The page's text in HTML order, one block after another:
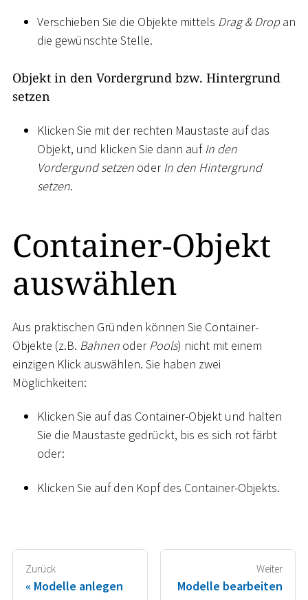
Verschieben Sie die Objekte mittels Drag & Dropan
die gewünschte Stelle.
Objekt in den Vordergrund bzw. Hintergrund
setzen
Klicken Sie mit der rechten Maustaste auf das
Objekt, und klicken Sie dann aufIn den
Vordergund setzen oderIn den Hintergrund
setzen.
Container-Objekt
auswählen
Aus praktischen Gründen können Sie Container-
Objekte (z.B. Bahnen oderPools) nicht mit einem
einzigen Klick auswählen. Sie haben zwei
Möglichkeiten:
Klicken Sie auf das Container-Objekt und halten
Sie die Maustaste gedrückt, bis es sich rot färbt
oder:
Klicken Sie auf den Kopf des Container-Objekts.
Zurück
Modelle anlegen
Weiter
Modelle bearbeiten